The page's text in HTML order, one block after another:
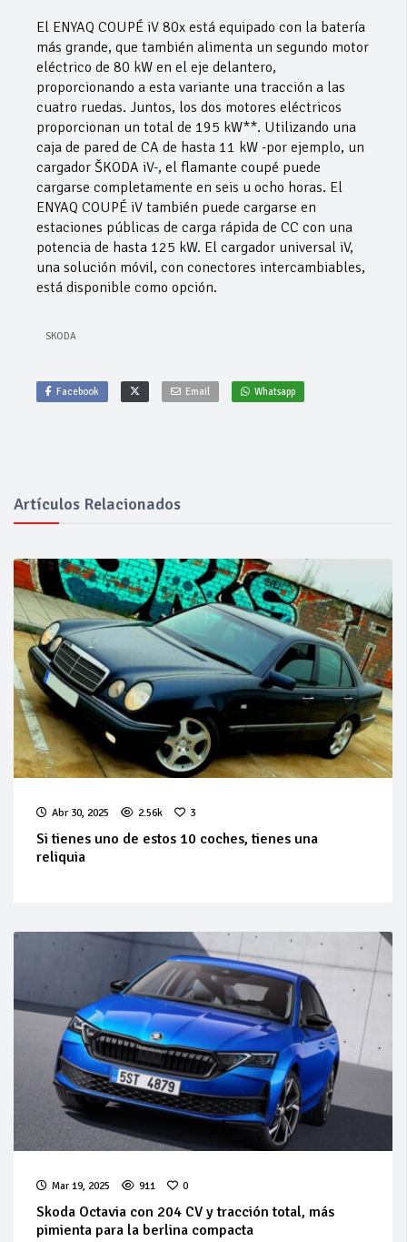
El ENYAQ COUPÉ iV 80x está equipado con la batería
más grande, que también alimenta un segundo motor
eléctrico de 80 kW en el eje delantero,
proporcionando a esta variante una tracción a las
cuatro ruedas. Juntos, los dos motores eléctricos
proporcionan un total de 195 kW**. Utilizando una
caja de pared de CA de hasta 11 kW -por ejemplo, un
cargador ŠKODA iV-, el flamante coupé puede
cargarse completamente en seis u ocho horas. El
ENYAQ COUPÉ iV también puede cargarse en
estaciones públicas de carga rápida de CC con una
potencia de hasta 125 kW. El cargador universal iV,
una solución móvil, con conectores intercambiables,
está disponible como opción.
SKODA
Facebook Email Whatsapp
Artículos Relacionados
Abr 30, 2025 2.56k 3
Si tienes uno de estos 10 coches, tienes una
reliquia
Mar 19, 2025 911 0
Skoda Octavia con 204 CV y tracción total, más
pimienta para la berlina compacta